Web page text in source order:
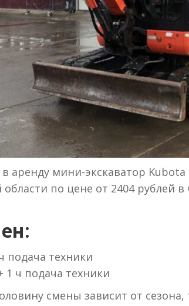
мини-экскаватор Kubota
по цене от 2404 рублей в
подача техники
ч подача техники
смены зависит от сезона,